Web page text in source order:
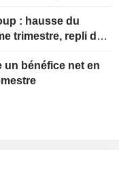
: hausse du
trimestre, repli des
un bénéfice net en